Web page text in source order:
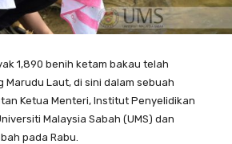
1,890 benih ketam bakau telah
Marudu Laut, di sini dalam sebuah
Ketua Menteri, Institut Penyelidikan
Malaysia Sabah (UMS) dan
pada Rabu.